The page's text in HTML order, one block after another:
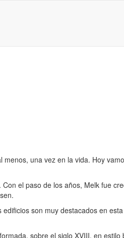
una vez en la vida. Hoy
. Con el paso de los años, Melk fue
son muy destacados en
sobre el siglo XVIII, en